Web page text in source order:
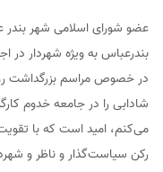
عضو شورای اسلامی شهر بندر
بندرعباس به ویژه شهردار
در خصوص مراسم بزرگداشت
شادابی را در جامعه خدوم
می‌کنم، امید است که با
رکن سیاست‌گذار و ناظر و